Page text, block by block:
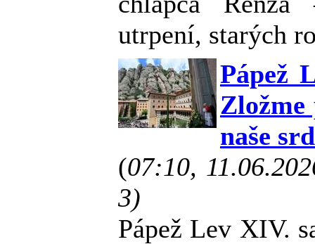
utrpení, starých
Pápež
naše
(07:10,
3)
Pápež Lev XIV.